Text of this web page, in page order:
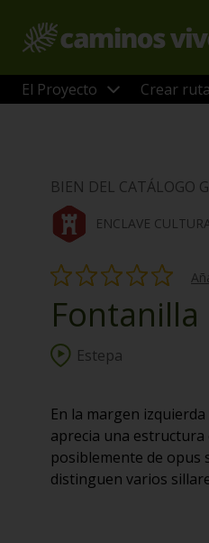
El Proyecto Crear
BIEN DEL CATÁLOGO
ENCLAVE
Fontanilla
Estepa
En la margen
aprecia una
posiblemente de opus
distinguen varios